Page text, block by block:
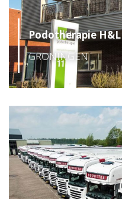
Podotherapie H&L
GRONINGEN